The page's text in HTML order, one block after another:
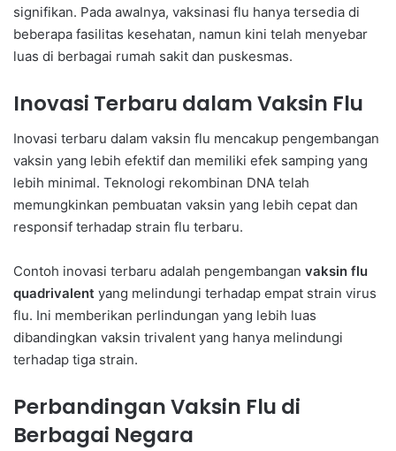
signifikan. Pada awalnya, vaksinasi flu hanya tersedia di
beberapa fasilitas kesehatan, namun kini telah menyebar
luas di berbagai rumah sakit dan puskesmas.
Inovasi Terbaru dalam Vaksin Flu
Inovasi terbaru dalam vaksin flu mencakup pengembangan
vaksin yang lebih efektif dan memiliki efek samping yang
lebih minimal. Teknologi rekombinan DNA telah
memungkinkan pembuatan vaksin yang lebih cepat dan
responsif terhadap strain flu terbaru.
Contoh inovasi terbaru adalah pengembangan vaksin flu
quadrivalent yang melindungi terhadap empat strain virus
flu. Ini memberikan perlindungan yang lebih luas
dibandingkan vaksin trivalent yang hanya melindungi
terhadap tiga strain.
Perbandingan Vaksin Flu di
Berbagai Negara